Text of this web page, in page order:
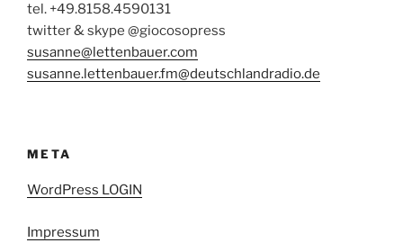
tel. +49.8158.4590131
twitter & skype @giocosopress
susanne@lettenbauer.com
susanne.lettenbauer.fm@deutschlandradio.de
META
WordPress LOGIN
Impressum